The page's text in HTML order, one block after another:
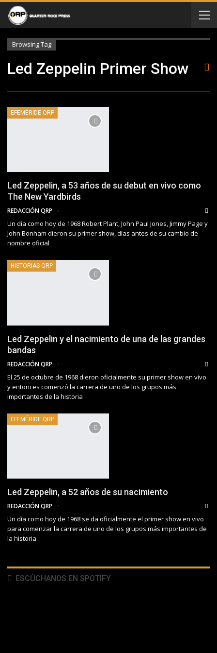
Browsing Tag
Led Zeppelin Primer Show
EFEMÉRIDE QRP
Led Zeppelin, a 53 años de su debut en vivo como
The New Yardbirds
REDACCIÓN QRP
Un día como hoy de 1968 Robert Plant, John Paul Jones, Jimmy Page y
John Bonham dieron su primer show, días antes de su cambio de
nombre oficial
HISTORIAS QRP
Led Zeppelin y el nacimiento de una de las grandes
bandas
REDACCIÓN QRP
El 25 de octubre de 1968 dieron oficialmente su primer show en vivo
y entonces comenzó la carrera de uno de los grupos más
importantes de la historia
EFEMÉRIDE QRP
Led Zeppelin, a 52 años de su nacimiento
REDACCIÓN QRP
Un día como hoy de 1968 se da oficialmente el primer show en vivo
para comenzar la carrera de uno de los grupos más importantes de
la historia
ESCÚCHANOS EN SPOTIFY